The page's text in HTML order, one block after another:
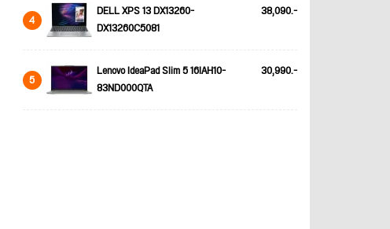
4
DELL XPS 13 DX13260-
DX13260C5081
38,090.-
5
Lenovo IdeaPad Slim 5 16IAH10-
83ND000QTA
30,990.-